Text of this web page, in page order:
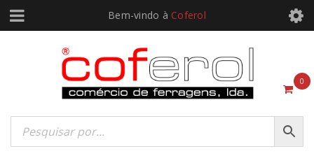
Bem-vindo à Coferol
0